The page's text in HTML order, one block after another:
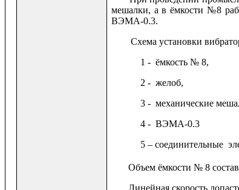
мешалки, а в ёмкости №8
ВЭМА-0.3.
Схема установки
1 - ёмкость № 8,
2 - желоб,
3 - механические
4 - ВЭМА-0.3
5 – соединительные
Объем ёмкости № 8
Линейная скорость